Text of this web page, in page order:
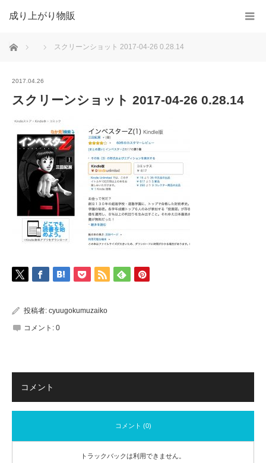
成り上がり物販
ホーム スクリーンショット 2017-04-26 0.28.14
2017.04.26
スクリーンショット 2017-04-26 0.28.14
投稿者: cyuugokumuzaiko
コメント: 0
コメント
コメント (0)
トラックバックは利用できません。